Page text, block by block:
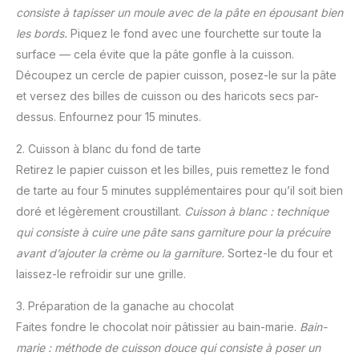
consiste à tapisser un moule avec de la pâte en épousant bien
les bords. Piquez le fond avec une fourchette sur toute la
surface — cela évite que la pâte gonfle à la cuisson.
Découpez un cercle de papier cuisson, posez-le sur la pâte
et versez des billes de cuisson ou des haricots secs par-
dessus. Enfournez pour 15 minutes.
2. Cuisson à blanc du fond de tarte
Retirez le papier cuisson et les billes, puis remettez le fond
de tarte au four 5 minutes supplémentaires pour qu’il soit bien
doré et légèrement croustillant. Cuisson à blanc : technique
qui consiste à cuire une pâte sans garniture pour la précuire
avant d’ajouter la crème ou la garniture. Sortez-le du four et
laissez-le refroidir sur une grille.
3. Préparation de la ganache au chocolat
Faites fondre le chocolat noir pâtissier au bain-marie. Bain-
marie : méthode de cuisson douce qui consiste à poser un